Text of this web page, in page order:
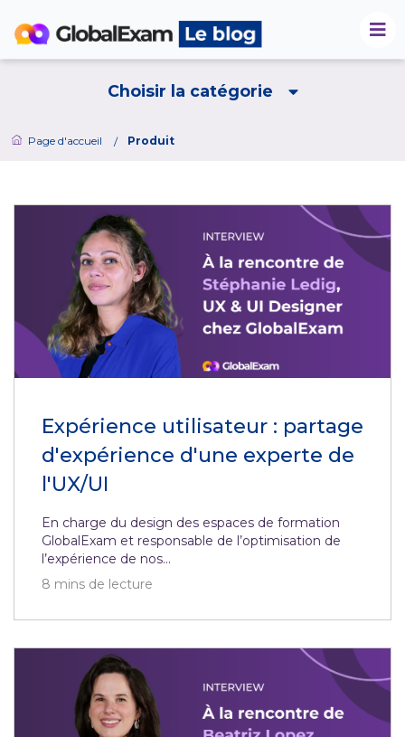
Choisir la catégorie
Page d'accueil Produit
Expérience utilisateur : partage
d'expérience d'une experte de
l'UX/UI
En charge du design des espaces de formation
GlobalExam et responsable de l’optimisation de
l’expérience de nos...
8 mins de lecture